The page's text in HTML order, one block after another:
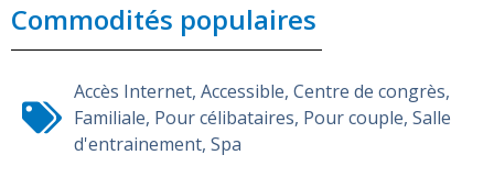
Commodités populaires
Accès Internet, Accessible, Centre de congrès,
Familiale, Pour célibataires, Pour couple, Salle
d'entrainement, Spa